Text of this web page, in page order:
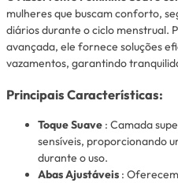
mulheres que buscam conforto,
diários durante o ciclo menstrual.
avançada, ele fornece soluções
vazamentos, garantindo
Principais Características:
Toque Suave : Camada
sensíveis, proporcionando
durante o uso.
Abas Ajustáveis :